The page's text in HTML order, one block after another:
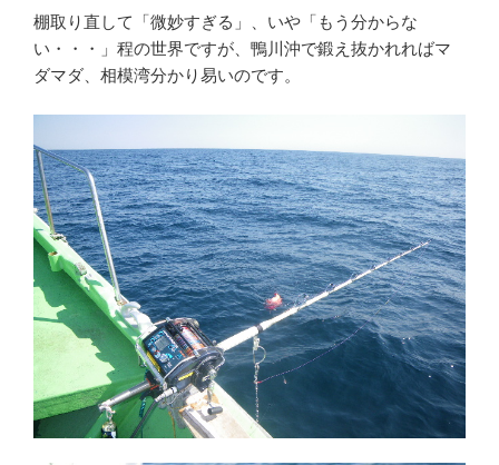
棚取り直して「微妙すぎる」、いや「もう分からな
い・・・」程の世界ですが、鴨川沖で鍛え抜かれればマ
ダマダ、相模湾分かり易いのです。